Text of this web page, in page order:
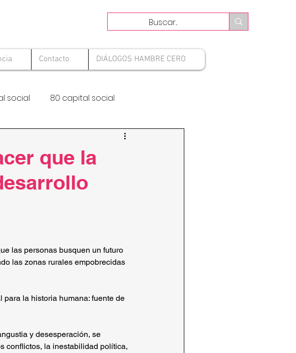
Contacto DIÁLOGOS HAMBRE CERO
social 80 capital social
que la
las personas busquen un futuro
las zonas rurales empobrecidas
la historia humana: fuente de
y desesperación, se
conflictos, la inestabilidad política,